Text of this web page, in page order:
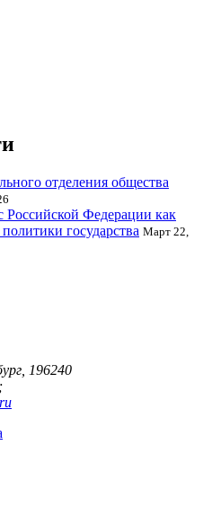
отделения общества
Федерации как
государства Март 22,
196240